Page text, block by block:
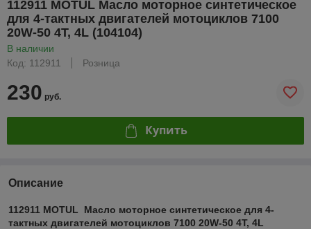
112911 MOTUL Масло моторное синтетическое
для 4-тактных двигателей мотоциклов 7100
20W-50 4T, 4L (104104)
В наличии
Код: 112911
Розница
230 руб.
Купить
Описание
112911 MOTUL Масло моторное синтетическое для 4-
тактных двигателей мотоциклов 7100 20W-50 4T, 4L